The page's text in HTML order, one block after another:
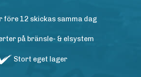
före 12 skickas samma dag
på bränsle- & elsystem
Stort eget lager